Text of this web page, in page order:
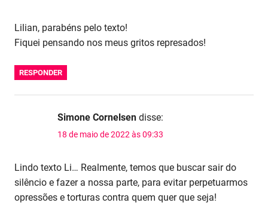
Lilian, parabéns pelo texto!
Fiquei pensando nos meus gritos represados!
RESPONDER
Simone Cornelsen disse:
18 de maio de 2022 às 09:33
Lindo texto Li… Realmente, temos que buscar sair do
silêncio e fazer a nossa parte, para evitar perpetuarmos
opressões e torturas contra quem quer que seja!